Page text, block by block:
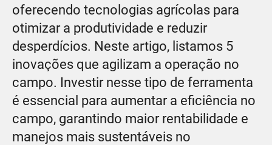
oferecendo tecnologias agrícolas para
otimizar a produtividade e reduzir
desperdícios. Neste artigo, listamos 5
inovações que agilizam a operação no
campo. Investir nesse tipo de ferramenta
é essencial para aumentar a eficiência no
campo, garantindo maior rentabilidade e
manejos mais sustentáveis no